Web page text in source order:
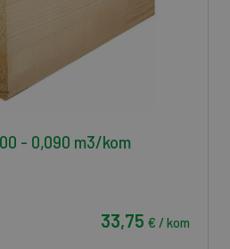
- 0,090 m3/kom
33,75 € / kom